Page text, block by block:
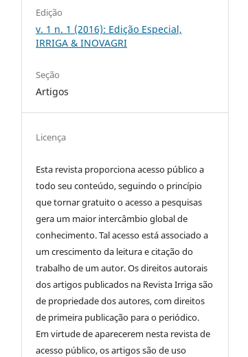
Edição
v. 1 n. 1 (2016): Edição Especial,
IRRIGA & INOVAGRI
Seção
Artigos
Licença
Esta revista proporciona acesso público a
todo seu conteúdo, seguindo o princípio
que tornar gratuito o acesso a pesquisas
gera um maior intercâmbio global de
conhecimento. Tal acesso está associado a
um crescimento da leitura e citação do
trabalho de um autor. Os direitos autorais
dos artigos publicados na Revista Irriga são
de propriedade dos autores, com direitos
de primeira publicação para o periódico.
Em virtude de aparecerem nesta revista de
acesso público, os artigos são de uso